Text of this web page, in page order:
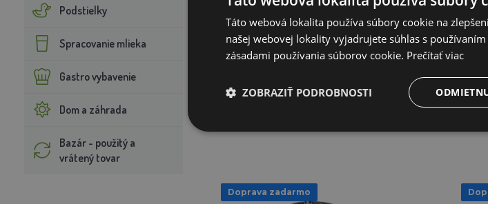
Podstielky
Spracovanie mlieka
Gastro vybavenie
Dom a záhrada
Bazár - použitý a
vrátený tovar
306,27€
Doprava zadarmo
Táto webová lokalita používa súbory cookie na
našej webovej lokality vyjadrujete súhlas s
zásadami používania súborov cookie. Prečítať viac
ZOBRAZIŤ PODROBNOSTI